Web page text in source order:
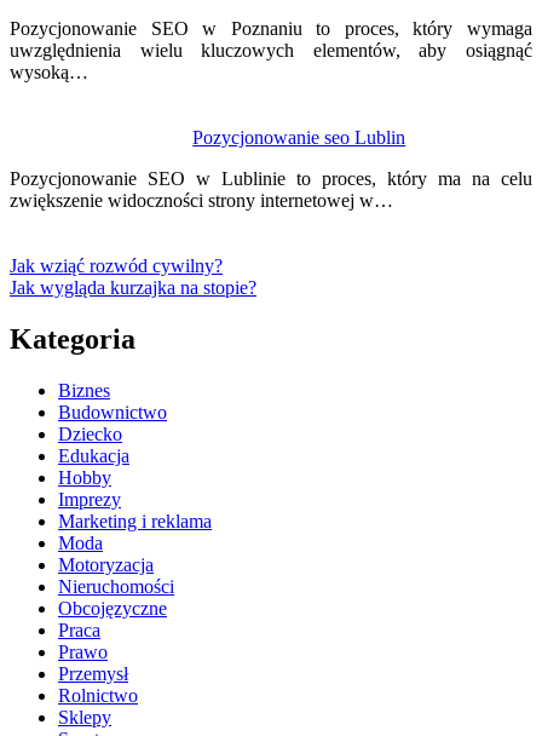
Pozycjonowanie SEO w Poznaniu to proces, który wymaga
uwzględnienia wielu kluczowych elementów, aby osiągnąć
wysoką…
Pozycjonowanie seo Lublin
Pozycjonowanie SEO w Lublinie to proces, który ma na celu
zwiększenie widoczności strony internetowej w…
Jak wziąć rozwód cywilny?
Jak wygląda kurzajka na stopie?
Kategoria
Biznes
Budownictwo
Dziecko
Edukacja
Hobby
Imprezy
Marketing i reklama
Moda
Motoryzacja
Nieruchomości
Obcojęzyczne
Praca
Prawo
Przemysł
Rolnictwo
Sklepy